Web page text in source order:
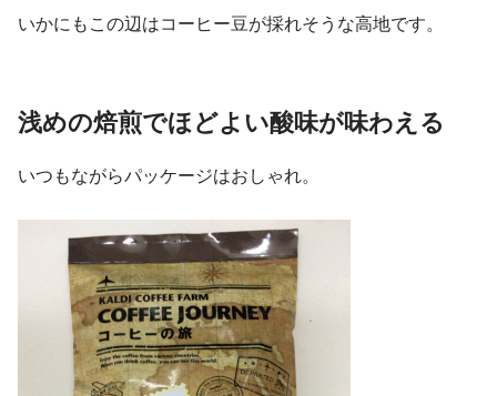
いかにもこの辺はコーヒー豆が採れそうな高地です。
浅めの焙煎でほどよい酸味が味わえる
いつもながらパッケージはおしゃれ。